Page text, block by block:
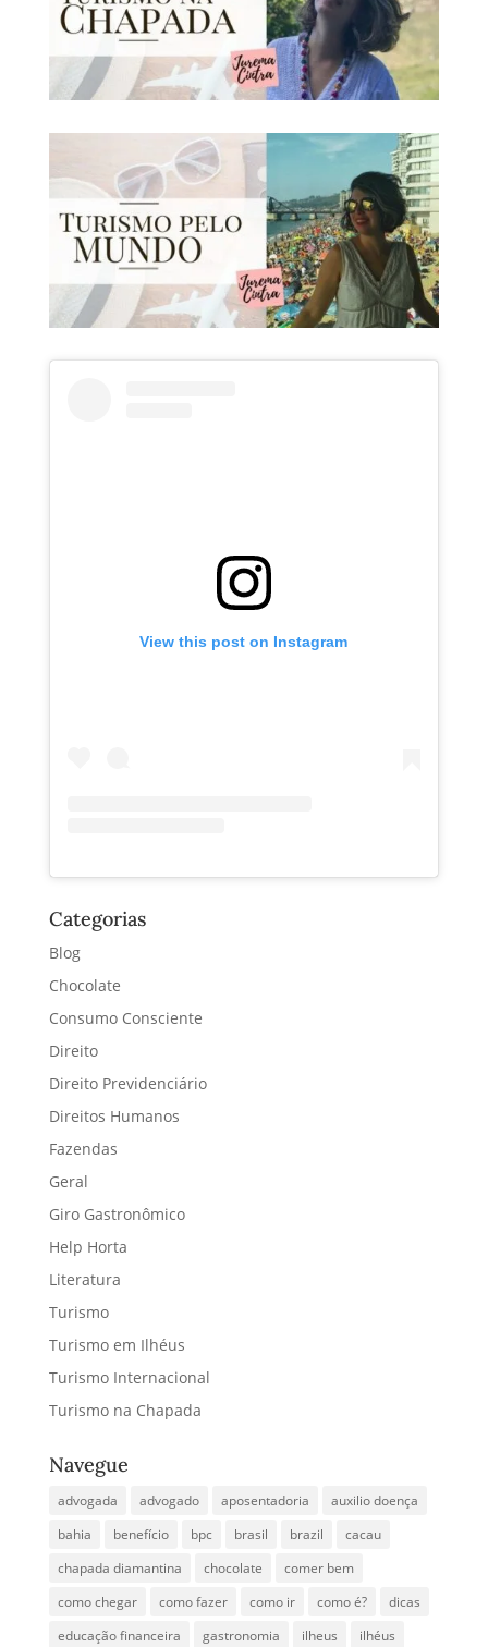
View this post on Instagram
Categorias
Blog
Chocolate
Consumo Consciente
Direito
Direito Previdenciário
Direitos Humanos
Fazendas
Geral
Giro Gastronômico
Help Horta
Literatura
Turismo
Turismo em Ilhéus
Turismo Internacional
Turismo na Chapada
Navegue
advogada advogado aposentadoria
auxilio doença
bahia
benefício bpc brasil brazil
cacau
chapada diamantina
chocolate
comer bem
como chegar
como fazer como ir como é?
dicas
educação financeira
gastronomia ilheus ilhéus